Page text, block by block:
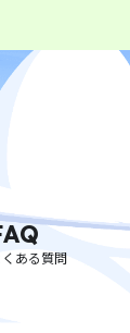
くある質問